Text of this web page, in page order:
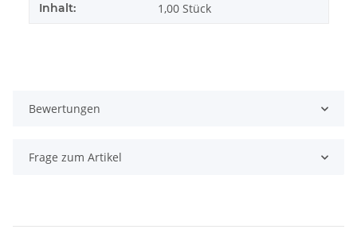
Inhalt: 1,00 Stück
Bewertungen
Frage zum Artikel